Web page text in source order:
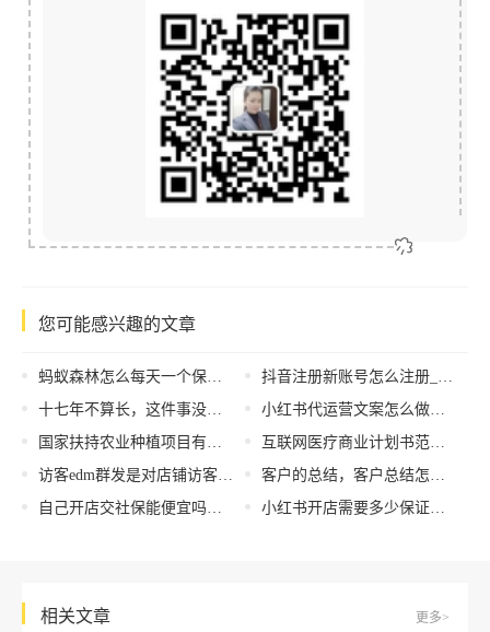
您可能感兴趣的文章
蚂蚁森林怎么每天一个保护罩（蚂蚁森林怎么拿保护罩）
十七年不算长，这件事没有终点｜2023淘宝教育讲师授证大会
国家扶持农业种植项目有哪些，国家扶持农业种植项目有哪些政策？
访客edm群发是对店铺访客进行批量什么营销（站内批量EDM营销步骤为）
自己开店交社保能便宜吗，个人开店社保费用？
抖音注册新账号怎么注册_，抖音账号注册方法？
小红书代运营文案怎么做的，小红书内容代运营
互联网医疗商业计划书范文，互联网医疗商业计划书范文模板？
客户的总结，客户总结怎么写？
小红书开店需要多少保证金和保证金才能开，小红书开店需要保证金吗
相关文章 更多>